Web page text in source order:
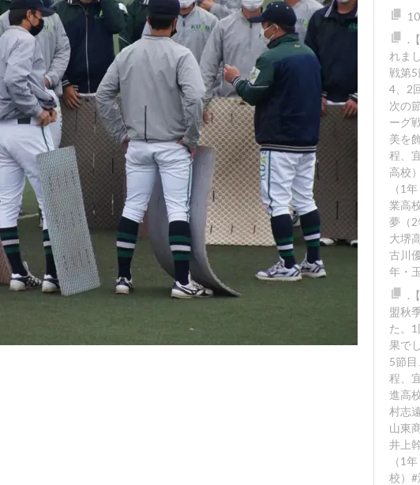
.
れま
戦第
4、2
次の
ーグ
美を
程、
高校
（1
業高
夢（
大堺
古川
年・
.
盟秋
た。
果で
5節
程、
進高
村志
山東
井上
（1
校）#